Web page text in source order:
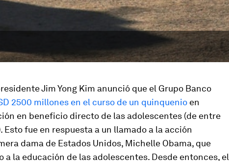
Jim Yong Kim anunció que el Grupo Banco
2500 millones en el curso de un quinquenio en
en beneficio directo de las adolescentes (de entre
Esto fue en respuesta a un llamado a la acción
dama de Estados Unidos, Michelle Obama, que
a la educación de las adolescentes. Desde entonces, el